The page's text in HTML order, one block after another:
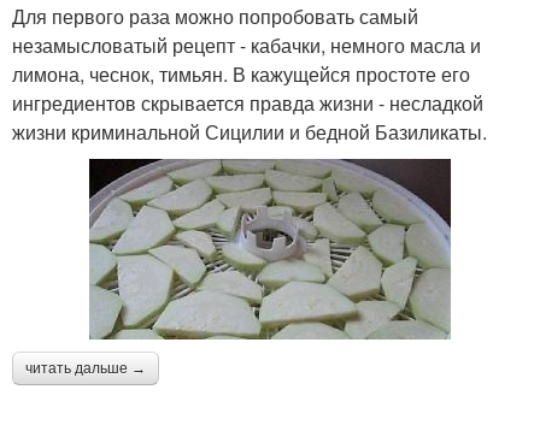
Для первого раза можно попробовать самый
незамысловатый рецепт - кабачки, немного масла и
лимона, чеснок, тимьян. В кажущейся простоте его
ингредиентов скрывается правда жизни - несладкой
жизни криминальной Сицилии и бедной Базиликаты.
читать дальше →